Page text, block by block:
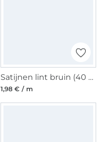
Satijnen lint bruin (40 mm)
1,98 € / m